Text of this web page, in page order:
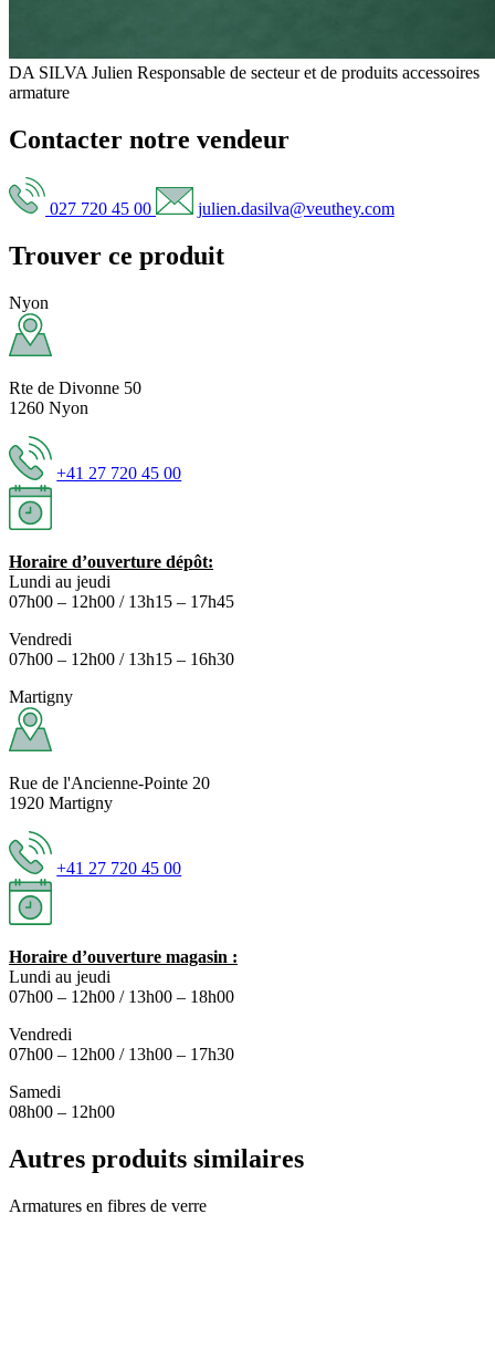
DA SILVA Julien Responsable de secteur et de produits accessoires
armature
Contacter notre vendeur
027 720 45 00 julien.dasilva@veuthey.com
Trouver ce produit
Nyon
Rte de Divonne 50
1260 Nyon
+41 27 720 45 00
Horaire d’ouverture dépôt:
Lundi au jeudi
07h00 – 12h00 / 13h15 – 17h45
Vendredi
07h00 – 12h00 / 13h15 – 16h30
Martigny
Rue de l'Ancienne-Pointe 20
1920 Martigny
+41 27 720 45 00
Horaire d’ouverture magasin :
Lundi au jeudi
07h00 – 12h00 / 13h00 – 18h00
Vendredi
07h00 – 12h00 / 13h00 – 17h30
Samedi
08h00 – 12h00
Autres produits similaires
Armatures en fibres de verre